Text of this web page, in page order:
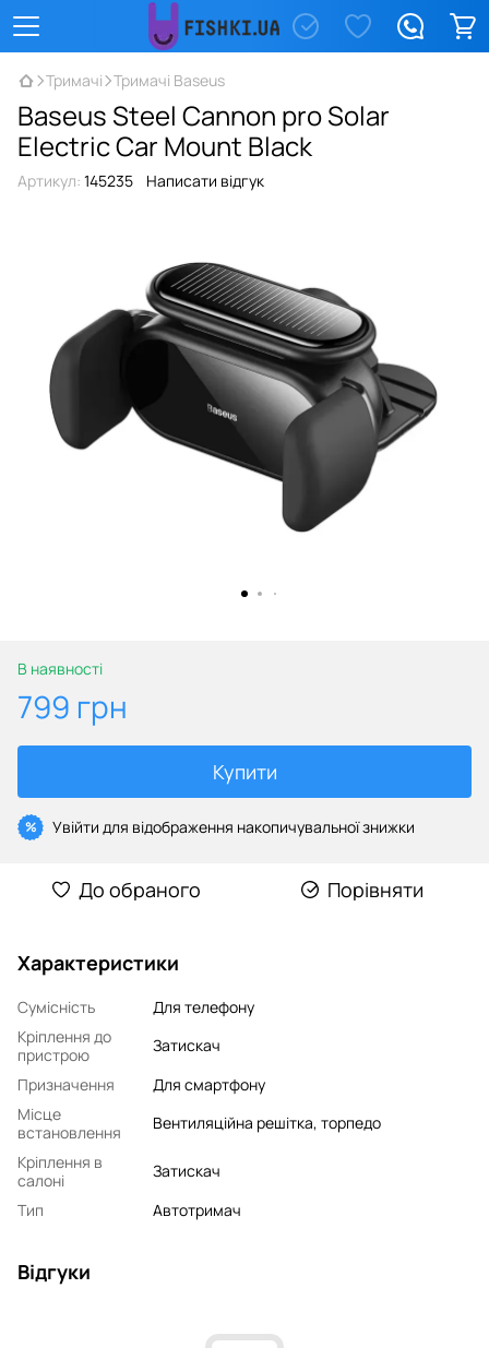
Тримачі Тримачі Baseus
Baseus Steel Cannon pro Solar
Electric Car Mount Black
Артикул: 145235 Написати відгук
В наявності
799 грн
Купити
% Увійти для відображення накопичувальної знижки
До обраного Порівняти
Характеристики
Сумісність
Для телефону
Кріплення до
пристрою
Затискач
Призначення
Для смартфону
Місце
встановлення
Вентиляційна решітка, торпедо
Кріплення в
салоні
Затискач
Тип
Автотримач
Відгуки